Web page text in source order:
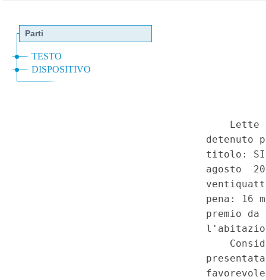
quater, commi 1, 2 e 3, in
(26C00125)
n.26 del 1-7-2026)